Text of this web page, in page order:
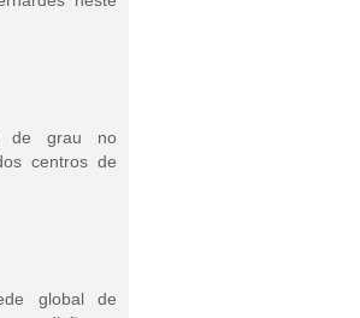
de grau no
centros de
global de